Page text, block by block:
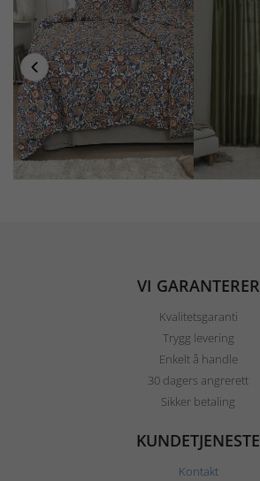
VI GARANTERER
Kvalitetsgaranti
Trygg levering
Enkelt å handle
30 dagers angrerett
Sikker betaling
KUNDETJENESTE
Kontakt